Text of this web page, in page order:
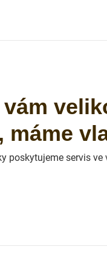
vám
máme
poskytujeme servis